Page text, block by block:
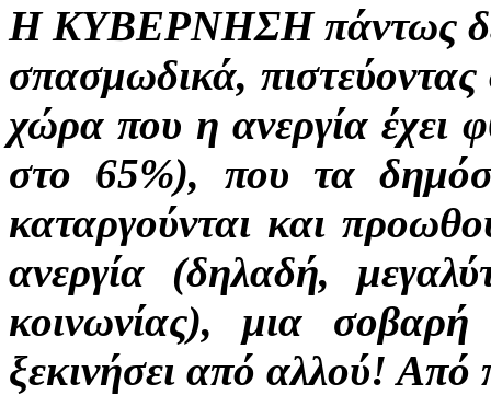
Η ΚΥΒΕΡΝΗΣΗ πάντως
σπασμωδικά,
χώρα που η ανεργία έχει
στο 65%), που τα
καταργούνται και
ανεργία (δηλαδή,
κοινωνίας), μια
ξεκινήσει από αλλού! Από